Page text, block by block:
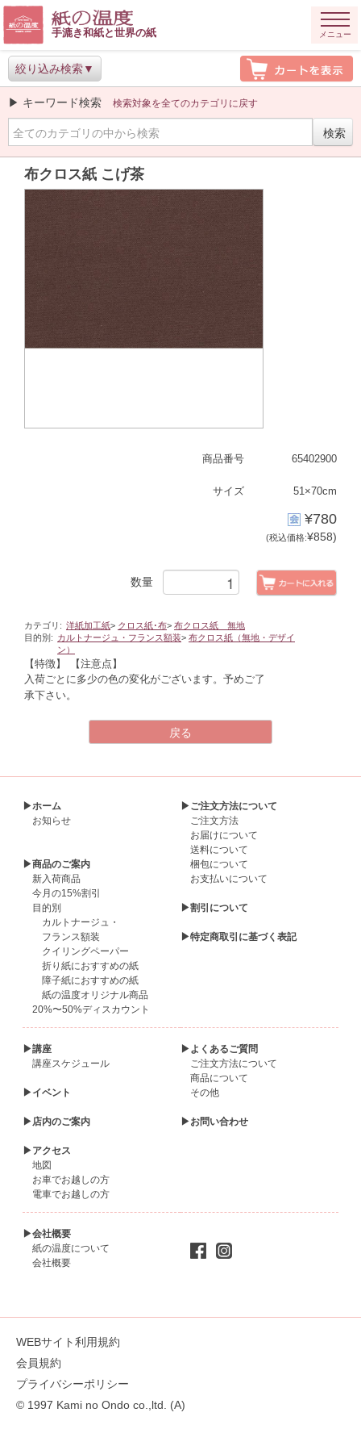
手漉き和紙と世界の紙 メニュー
絞り込み検索
▶ キーワード検索 検索対象を全てのカテゴリに戻す
布クロス紙 こげ茶
65402900
商品番号
51×70cm
サイズ
¥780
(税込価格:¥858)
数量
カテゴリ: 洋紙加工紙> クロス紙･布> 布クロス紙 無地
目的別: カルトナージュ・フランス額装> 布クロス紙（無地・デザイ
ン）
【特徴】
【注意点】
入荷ごとに多少の色の変化がございます。予めご了
承下さい。
▶ホーム
お知らせ
▶商品のご案内
新入荷商品
今月の15%割引
目的別
カルトナージュ・
フランス額装
クイリングペーパー
折り紙におすすめの紙
障子紙におすすめの紙
紙の温度オリジナル商品
20%〜50%ディスカウント
▶ご注文方法について
ご注文方法
お届けについて
送料について
梱包について
お支払いについて
▶割引について
▶特定商取引に基づく表記
▶講座
講座スケジュール
▶イベント
▶店内のご案内
▶アクセス
地図
お車でお越しの方
電車でお越しの方
▶よくあるご質問
ご注文方法について
商品について
その他
▶お問い合わせ
▶会社概要
紙の温度について
会社概要
WEBサイト利用規約
会員規約
プライバシーポリシー
© 1997 Kami no Ondo co.,ltd. (A)